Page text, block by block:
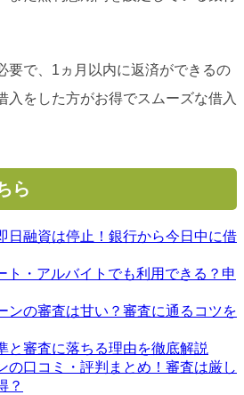
要で、1ヵ月以内に返済ができるの
入をした方がお得でスムーズな借入
ら
日融資は停止！銀行から今日中に借
ト・アルバイトでも利用できる？申
ンの審査は甘い？審査に通るコツを
と審査に落ちる理由を徹底解説
の口コミ・評判まとめ！審査は厳し
？